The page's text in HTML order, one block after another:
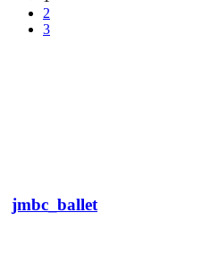
2
3
jmbc_ballet